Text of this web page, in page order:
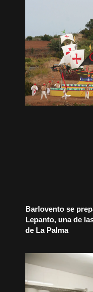
Barlovento se
Lepanto, una de
de La Palma